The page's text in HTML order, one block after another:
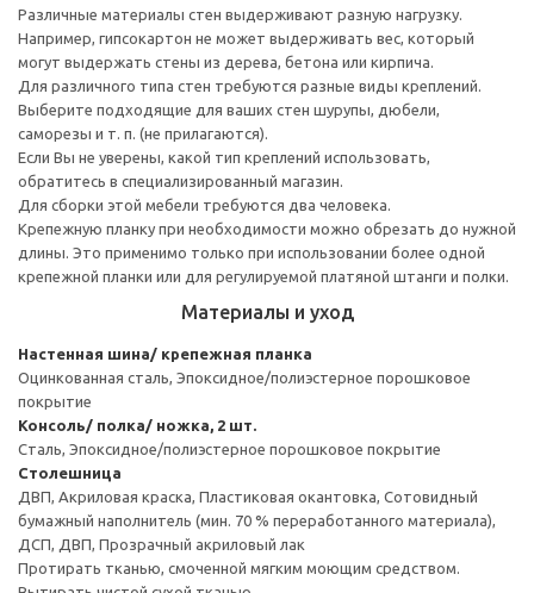
Различные материалы стен выдерживают разную нагрузку.
Например, гипсокартон не может выдерживать вес, который
могут выдержать стены из дерева, бетона или кирпича.
Для различного типа стен требуются разные виды креплений.
Выберите подходящие для ваших стен шурупы, дюбели,
саморезы и т. п. (не прилагаются).
Если Вы не уверены, какой тип креплений использовать,
обратитесь в специализированный магазин.
Для сборки этой мебели требуются два человека.
Крепежную планку при необходимости можно обрезать до нужной
длины. Это применимо только при использовании более одной
крепежной планки или для регулируемой платяной штанги и полки.
Материалы и уход
Настенная шина/ крепежная планка
Оцинкованная сталь, Эпоксидное/полиэстерное порошковое
покрытие
Консоль/ полка/ ножка, 2 шт.
Сталь, Эпоксидное/полиэстерное порошковое покрытие
Столешница
ДВП, Акриловая краска, Пластиковая окантовка, Сотовидный
бумажный наполнитель (мин. 70 % переработанного материала),
ДСП, ДВП, Прозрачный акриловый лак
Протирать тканью, смоченной мягким моющим средством.